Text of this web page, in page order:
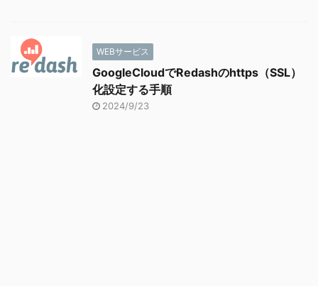
WEBサービス
GoogleCloudでRedashのhttps（SSL）
化設定する手順
2024/9/23